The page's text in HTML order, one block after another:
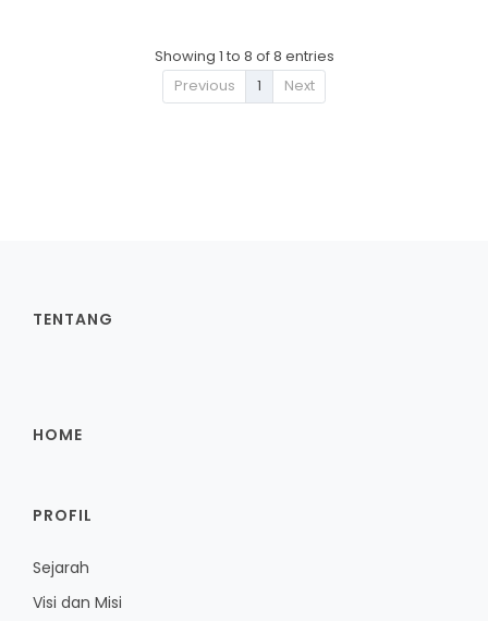
Showing 1 to 8 of 8 entries
Previous
1 Next
TENTANG
HOME
PROFIL
Sejarah
Visi dan Misi